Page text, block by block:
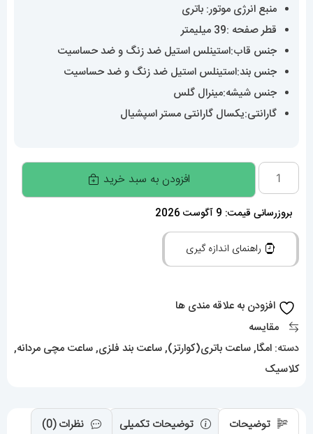
منبع انرژی موتور: باتری
قطر صفحه :39 میلیمتر
جنس قاب:استینلس استیل ضد زنگ و ضد حساسیت
جنس بند:استینلس استیل ضد زنگ و ضد حساسیت
جنس شیشه:مینرال گلس
گارانتی:یکسال گارانتی مستر اسپشیال
ساعت
امگا
مردانه
مدل
کانسلیشن
ابی
OMEGA
Constllation
020951
افزودن به سبد خرید
بروزرسانی قیمت: 9 آگوست 2026
راهنمای اندازه گیری
افزودن به علاقه مندی ها
مقایسه
دسته: امگا,ساعت باتری(کوارتز),ساعت بند فلزی,ساعت مچی مردانه,
کلاسیک
توضیحات توضیحات تکمیلی نظرات (0)